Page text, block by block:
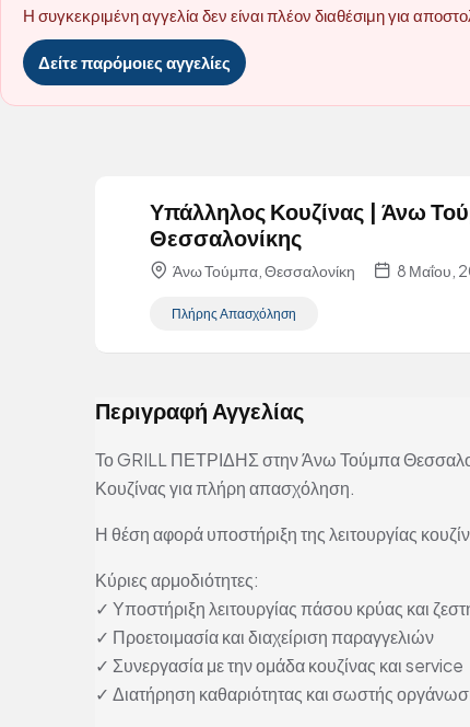
Η συγκεκριμένη αγγελία δεν είναι πλέον διαθέσιμη για
Δείτε παρόμοιες αγγελίες
Υπάλληλος Κουζίνας | Άνω
Θεσσαλονίκης
Άνω Τούμπα, Θεσσαλονίκη 8 Μαΐου,
Πλήρης Απασχόληση
Περιγραφή Αγγελίας
Το GRILL ΠΕΤΡΙΔΗΣ στην Άνω Τούμπα
Κουζίνας για πλήρη απασχόληση.
Η θέση αφορά υποστήριξη της λειτουργίας
Κύριες αρμοδιότητες:
✓ Υποστήριξη λειτουργίας πάσου κρύας και
✓ Προετοιμασία και διαχείριση παραγγελιών
✓ Συνεργασία με την ομάδα κουζίνας και service
✓ Διατήρηση καθαριότητας και σωστής